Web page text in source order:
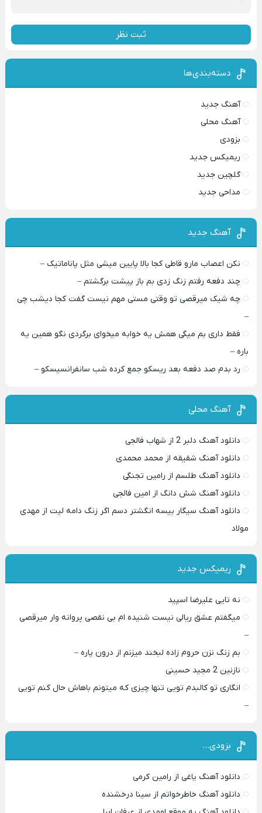
ثبت نظر
دسته‌بندی‌ها
آهنگ جدید
آهنگ محلی
بزودی
ریمیکس جدید
گلچین جدید
مداحی جدید
آهنگ جدید
نکن اعصاب مارو قاطی کجا بالا پایین میشی مثل پاناماتیک –
چند دفعه رفتم زنگ زدی بم باز پیشت برگشتم –
چه شیک میرقصی تو وقتی مستی مهم نیست گفت کجا دیشب چی
–
فقط داری بم میگی همش یه خوابه میخوای برگردی نگو همین یه
باره –
رد بدم صد دفعه بعد ریسکو جمع کرده شب سانفرانسیسکو –
آهنگ محلی
دانلود آهنگ دلبر 2 از شهاب فالجی
دانلود آهنگ شقیقه از محمد محمدی
دانلود آهنگ طلسم از رامین تجنگی
دانلود آهنگ شش دانگ از امین فالجی
دانلود آهنگ سیگار بیسه انگشتر دسم اگر زنگ دامه لیت از مهدی
مولاد
ریمیکس جدید
نه تایی علیرضا اسپید
میگفتم عشق ریالی نیست شنیده ام بی نقصی پروانه وار میرقصی
–
بم زنگ نزن حروم زاده لبخند میزنم از درون پاره –
نازنین 2 مجید حسینی
انگاری تو کالبدم تویی تنها چیزی که میتونم باهاش حال کنم تویی
–
بزودی…
دانلود آهنگ یاغی از رامین کرمی
دانلود آهنگ خاطرخواتم از سینا درخشنده